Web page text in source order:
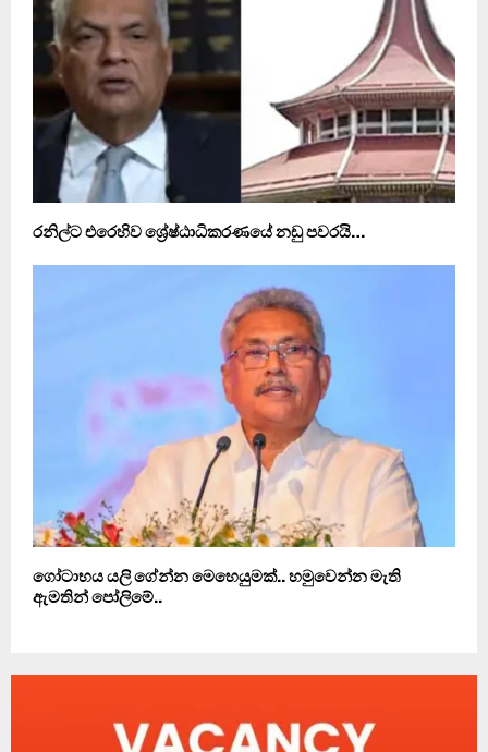
රනිල්ට එරෙහිව ශ්‍රේෂ්ඨාධිකරණයේ නඩු පවරයි…
ගෝටාභය යලි ගේන්න මෙහෙයුමක්.. හමුවෙන්න මැති
ඇමතින් පෝලිමේ..